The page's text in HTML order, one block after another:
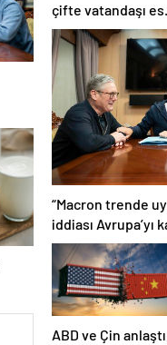
çifte vatandaşı
serbest
bırakacağını
duyurdu
“Macron trende
iddiası Avrupa’yı
“peçeteli”
ABD ve Çin